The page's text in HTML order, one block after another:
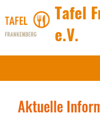
Tafel
e.V.
Aktuelle